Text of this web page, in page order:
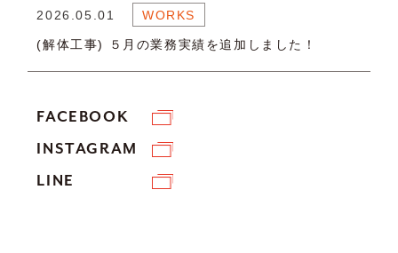
2026.05.01 WORKS
(解体工事) ５月の業務実績を追加しました！
FACEBOOK
INSTAGRAM
LINE